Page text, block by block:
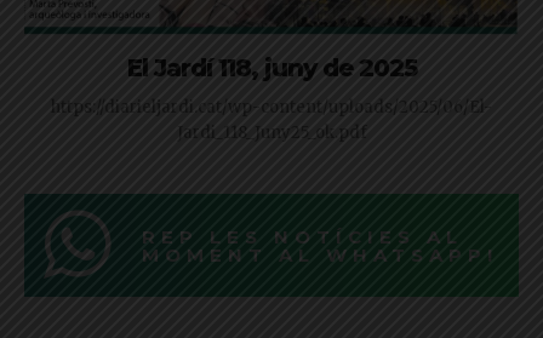
El Jardí 118, juny de 2025
https://diarieljardi.cat/wp-content/uploads/2025/06/El-
Jardi_118_Juny25_ok.pdf
REP LES NOTÍCIES AL
MOMENT AL WHATSAPP!